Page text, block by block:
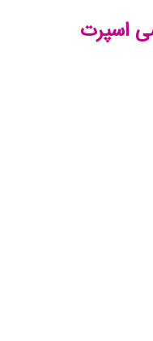
اسپرت